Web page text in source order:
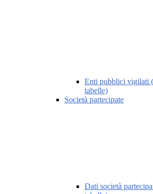
Enti pubblici vigilati
tabelle)
Società partecipate
Dati società